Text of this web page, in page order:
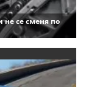
не се сменя по